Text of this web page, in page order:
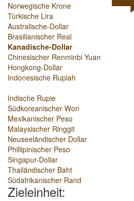
Norwegische Krone
Türkische Lira
Australische-Dollar
Brasilianischer Real
Kanadische-Dollar
Chinesischer Renminbi Yuan
Hongkong-Dollar
Indonesische Rupiah
Indische Rupie
Südkoreanischer Won
Mexikanischer Peso
Malaysischer Ringgit
Neuseeländischer Dollar
Phillipinischer Peso
Singapur-Dollar
Thailändischer Baht
Südafrikanischer Rand
Zieleinheit: